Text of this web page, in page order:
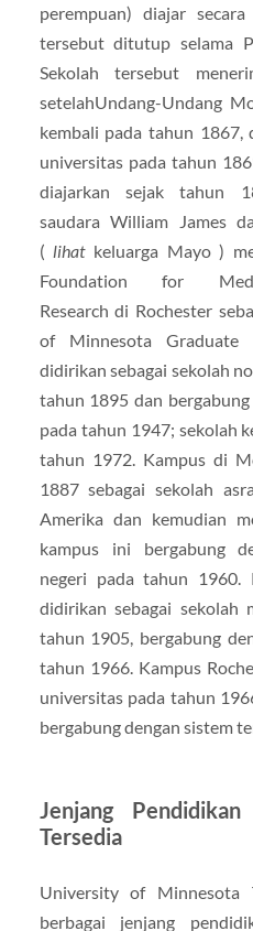
perempuan) diajar
tersebut ditutup selama
Sekolah tersebut
setelahUndang-Undang
kembali pada tahun 1867,
universitas pada tahun
diajarkan sejak tahun
saudara William James
( lihat keluarga Mayo )
Foundation for
Research di Rochester
of Minnesota Graduate
didirikan sebagai sekolah
tahun 1895 dan
pada tahun 1947; sekolah
tahun 1972. Kampus di
1887 sebagai sekolah
Amerika dan kemudian
kampus ini bergabung
negeri pada tahun 1960.
didirikan sebagai sekolah
tahun 1905, bergabung
tahun 1966. Kampus
universitas pada tahun
bergabung dengan sistem
Jenjang
Tersedia
University of Minnesota
berbagai jenjang